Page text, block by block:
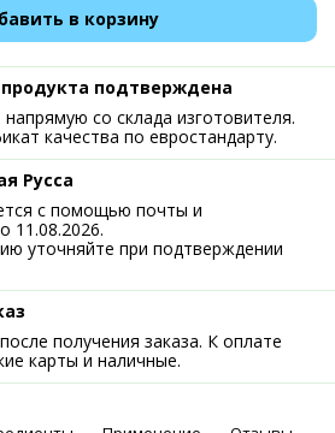
в корзину
подтверждена
со склада изготовителя.
качества по евростандарту.
Русса
с помощью почты и
11.08.2026.
уточняйте при подтверждении
получения заказа. К оплате
карты и наличные.